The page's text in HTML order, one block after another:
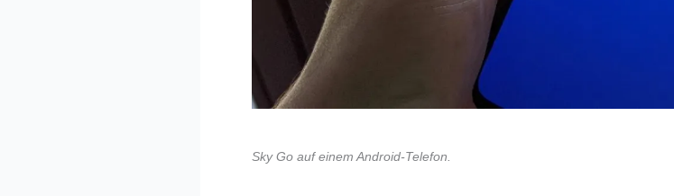
Sky Go auf einem Android-Telefon.